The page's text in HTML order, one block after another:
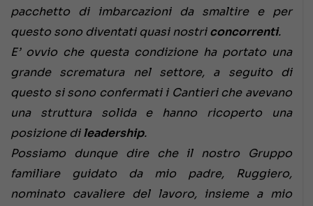
pacchetto di imbarcazioni da smaltire e per
questo sono diventati quasi nostriconcorrenti.
E’ ovvio che questa condizione ha portato una
grande scrematura nel settore, a seguito di
questo si sono confermati i Cantieri che avevano
una struttura solida e hanno ricoperto una
posizione dileadership.
Possiamo dunque dire che il nostro Gruppo
familiare guidato da mio padre, Ruggiero,
nominato cavaliere del lavoro, insieme a mio